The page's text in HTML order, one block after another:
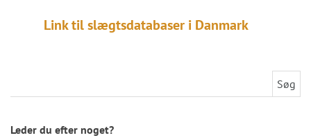
Link til slægtsdatabaser i Danmark
Leder du efter noget?